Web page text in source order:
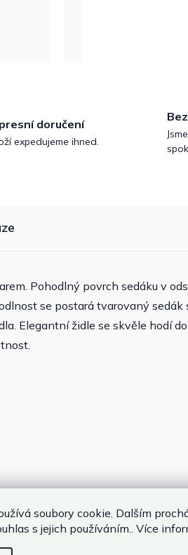
soubory cookie. Dalším
s jejich používáním.. Více
doručení
expedujeme ihned.
Pohodlný povrch sedáku v
se postará tvarovaný sedák
Elegantní židle se skvěle hodí